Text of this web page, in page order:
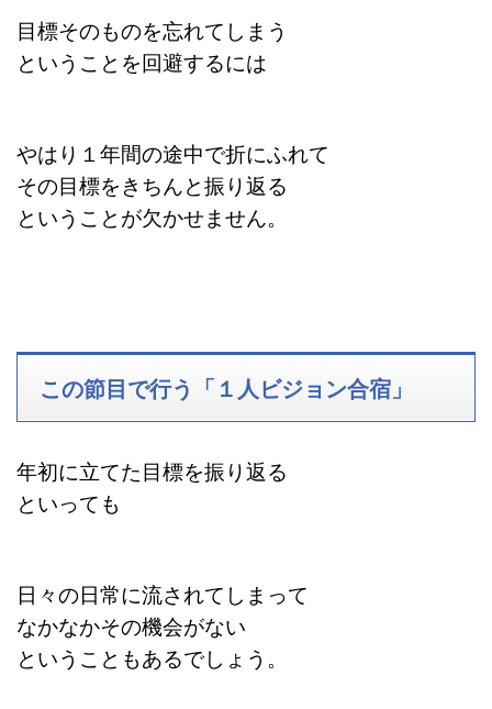
目標そのものを忘れてしまう
ということを回避するには
やはり１年間の途中で折にふれて
その目標をきちんと振り返る
ということが欠かせません。
この節目で行う「１人ビジョン合宿」
年初に立てた目標を振り返る
といっても
日々の日常に流されてしまって
なかなかその機会がない
ということもあるでしょう。